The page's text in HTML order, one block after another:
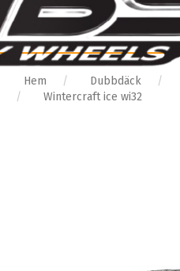
Hem Dubbdäck
Wintercraft ice wi32